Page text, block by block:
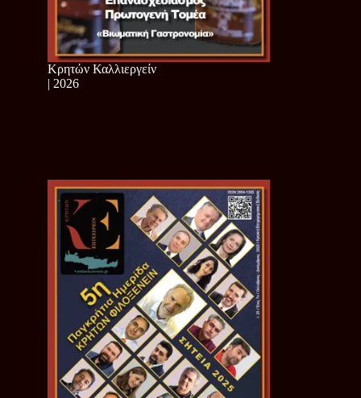
Κρητών Καλλιεργείν
| 2026